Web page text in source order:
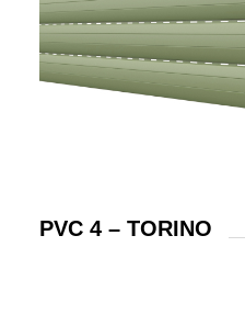
PVC 4 – TORINO